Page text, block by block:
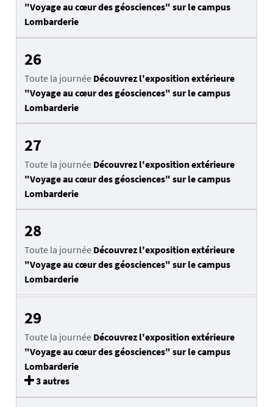
"Voyage au cœur des géosciences" sur le campus
Lombarderie
26
Toute la journée Découvrez l'exposition extérieure
"Voyage au cœur des géosciences" sur le campus
Lombarderie
27
Toute la journée Découvrez l'exposition extérieure
"Voyage au cœur des géosciences" sur le campus
Lombarderie
28
Toute la journée Découvrez l'exposition extérieure
"Voyage au cœur des géosciences" sur le campus
Lombarderie
29
Toute la journée Découvrez l'exposition extérieure
"Voyage au cœur des géosciences" sur le campus
Lombarderie
3 autres